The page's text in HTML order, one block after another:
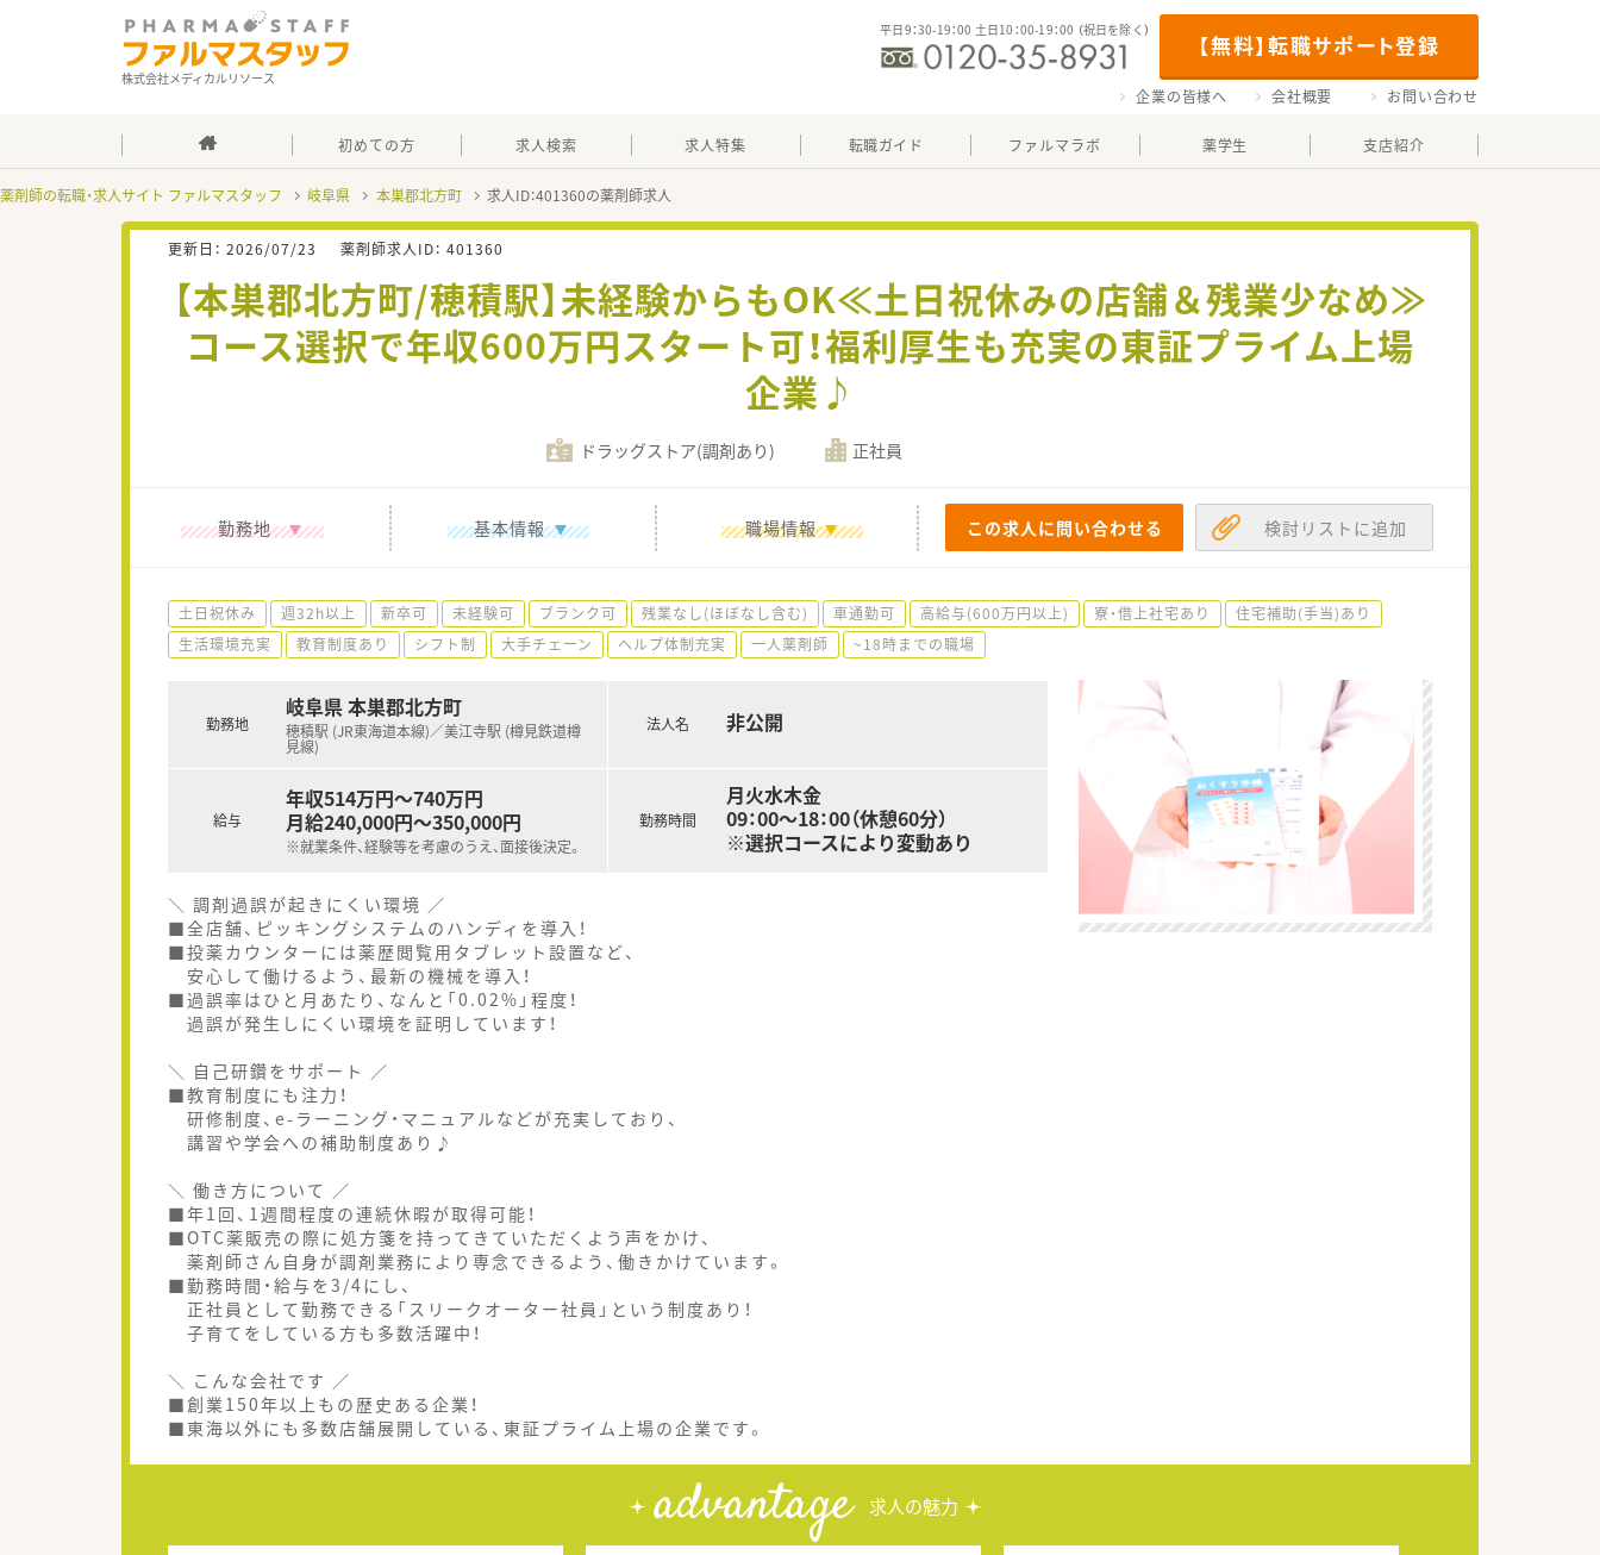
株式会社メディカルリソース
【無料】転職サポート登録
平日9：30-19：00 土日10：00-19：00 （祝日を除く）
企業の皆様へ 会社概要 お問い合わせ
初めての方 求人検索 求人特集 転職ガイド ファルマラボ 薬学生 支店紹介
薬剤師の転職・求人サイト ファルマスタッフ 岐阜県 本巣郡北方町 求人ID：401360の薬剤師求人
更新日： 2026/07/23 薬剤師求人ID： 401360
【本巣郡北方町/穂積駅】未経験からもOK≪土日祝休みの店舗＆残業少なめ≫
コース選択で年収600万円スタート可！福利厚生も充実の東証プライム上場
企業♪
ドラッグストア(調剤あり) 正社員
勤務地 基本情報 職場情報 この求人に問い合わせる 検討リストに追加
土日祝休み 週32h以上 新卒可 未経験可 ブランク可 残業なし(ほぼなし含む) 車通勤可 高給与(600万円以上) 寮・借上社宅あり
住宅補助(手当)あり
生活環境充実
教育制度あり シフト制 大手チェーン ヘルプ体制充実 一人薬剤師 ~18時までの職場
勤務地
岐阜県 本巣郡北方町
穂積駅 (JR東海道本線)／美江寺駅 (樽見鉄道樽
見線)
給与
年収514万円～740万円
月給240,000円～350,000円
※就業条件、経験等を考慮のうえ、面接後決定。
法人名 非公開
勤務時間
月火水木金
09：00～18：00（休憩60分）
※選択コースにより変動あり
＼ 調剤過誤が起きにくい環境 ／
■全店舗、ピッキングシステムのハンディを導入！
■投薬カウンターには薬歴閲覧用タブレット設置など、
安心して働けるよう、最新の機械を導入！
■過誤率はひと月あたり、なんと「0.02%」程度！
過誤が発生しにくい環境を証明しています！
＼ 自己研鑽をサポート ／
■教育制度にも注力！
研修制度、e-ラーニング・マニュアルなどが充実しており、
講習や学会への補助制度あり♪
＼ 働き方について ／
■年1回、1週間程度の連続休暇が取得可能！
■OTC薬販売の際に処方箋を持ってきていただくよう声をかけ、
薬剤師さん自身が調剤業務により専念できるよう、働きかけています。
■勤務時間・給与を3/4にし、
正社員として勤務できる「スリークオーター社員」という制度あり！
子育てをしている方も多数活躍中！
＼ こんな会社です ／
■創業150年以上もの歴史ある企業！
■東海以外にも多数店舗展開している、東証プライム上場の企業です。
advantage 求人の魅力